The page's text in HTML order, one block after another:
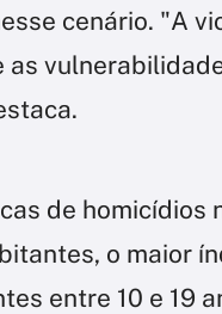
cenário. "A
as
de homicídios
o maior
entre 10 e 19